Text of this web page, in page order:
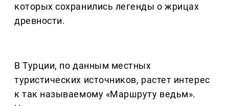
которых сохранились легенды о жрицах
древности.
В Турции, по данным местных
туристических источников, растет интерес
к так называемому «Маршруту ведьм».